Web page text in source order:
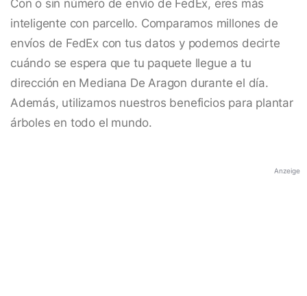
Con o sin número de envío de FedEx, eres más
inteligente con parcello. Comparamos millones de
envíos de FedEx con tus datos y podemos decirte
cuándo se espera que tu paquete llegue a tu
dirección en Mediana De Aragon durante el día.
Además, utilizamos nuestros beneficios para plantar
árboles en todo el mundo.
Anzeige